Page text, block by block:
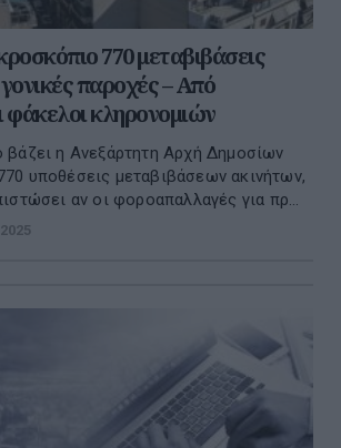
770 μεταβιβάσεις
παροχές – Από
φάκελοι κληρονομιών
βάζει η Ανεξάρτητη Αρχή Δημοσίων
υποθέσεις μεταβιβάσεων ακινήτων,
αν οι φοροαπαλλαγές για πρ...